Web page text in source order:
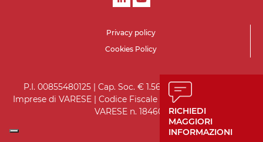
RICHIEDI
MAGGIORI
INFORMAZIONI
Privacy policy
Cookies Policy
P.I. 00855480125 | Cap. Soc. € 1.560.000 i.v. | Registro
Imprese di VARESE | Codice Fiscale 05970930151 | R.E.A. di
VARESE n. 184602